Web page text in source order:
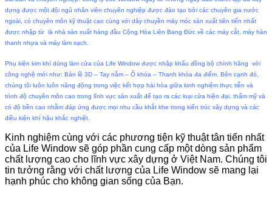
dựng được một đội ngũ nhân viên chuyên nghiệp được đào tạo bởi các chuyên gia nước
ngoài, có chuyên môn kỹ thuật cao cùng với dây chuyền máy móc sản xuất tiên tiến nhất
được nhập từ là nhà sản xuất hàng đầu Cộng Hòa Liên Bang Đức về các máy cắt, máy hàn
thanh nhựa và máy làm sạch.
Phụ kiện kim khí dùng làm cửa của Life Window được nhập khẩu đồng bộ chính hãng
với
công nghệ mới như: Bản lề 3D – Tay nắm – Ổ khóa – Thanh khóa đa điểm. Bên cạnh đó,
chúng tôi luôn luôn năng động trong việc kết hợp hài hòa giữa kinh nghiệm thực tiễn và
trình độ chuyên môn cao trong lĩnh vực sản xuất để tạo ra các loại cửa hiện đại, thẩm mỹ và
có độ bền cao nhằm đáp ứng được mọi nhu cầu khắt khe trong kiến trúc xây dựng và các
điều kiện khí hậu khắc nghiệt.
Kinh nghiệm cùng với các phương tiện kỹ thuật tân tiến nhất
của Life Window sẽ góp phần cung cấp một dòng sản phẩm
chất lượng cao cho lĩnh vực xây dựng ở Việt Nam. Chúng tôi
tin tưởng rằng với chất lượng của Life Window sẽ mang lại
hạnh phúc cho không gian sống của Bạn.